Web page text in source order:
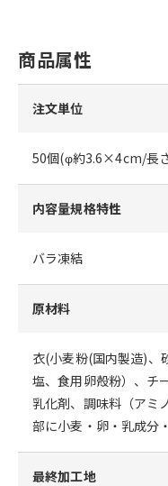
商品属性
注文単位
50個(φ約3.6×4cm/長
内容量規格特性
バラ凍結
原材料
衣(小麦粉(国内製造)、
塩、食用卵殻粉）、チ
乳化剤、調味料（アミ
部に小麦・卵・乳成分
最終加工地